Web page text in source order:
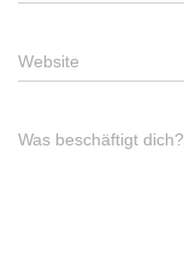
Website
Was beschäftigt dich?